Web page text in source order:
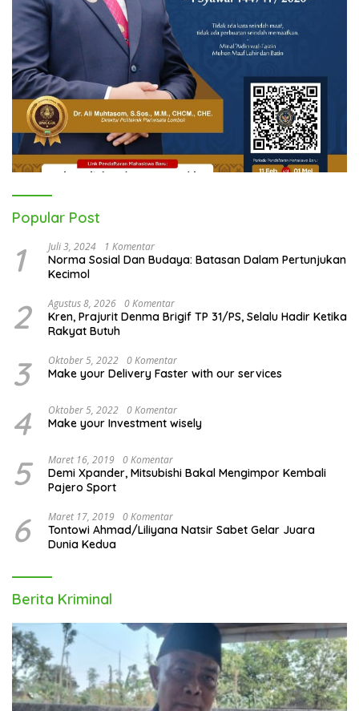
Popular Post
1 Juli 3, 2024 1 Komentar
Norma Sosial Dan Budaya: Batasan Dalam Pertunjukan
Kecimol
2 Agustus 8, 2026 0 Komentar
Kren, Prajurit Denma Brigif TP 31/PS, Selalu Hadir Ketika
Rakyat Butuh
3 Oktober 5, 2022 0 Komentar
Make your Delivery Faster with our services
4 Oktober 5, 2022 0 Komentar
Make your Investment wisely
5 Maret 16, 2019 0 Komentar
Demi Xpander, Mitsubishi Bakal Mengimpor Kembali
Pajero Sport
6 Maret 17, 2019 0 Komentar
Tontowi Ahmad/Liliyana Natsir Sabet Gelar Juara
Dunia Kedua
Berita Kriminal